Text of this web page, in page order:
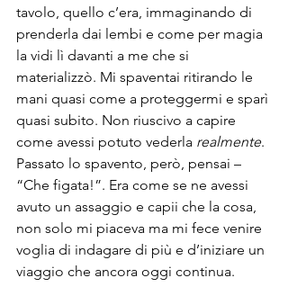
tavolo, quello c’era, immaginando di
prenderla dai lembi e come per magia
la vidi lì davanti a me che si
materializzò. Mi spaventai ritirando le
mani quasi come a proteggermi e sparì
quasi subito. Non riuscivo a capire
come avessi potuto vederla realmente.
Passato lo spavento, però, pensai –
“Che figata!”. Era come se ne avessi
avuto un assaggio e capii che la cosa,
non solo mi piaceva ma mi fece venire
voglia di indagare di più e d’iniziare un
viaggio che ancora oggi continua.